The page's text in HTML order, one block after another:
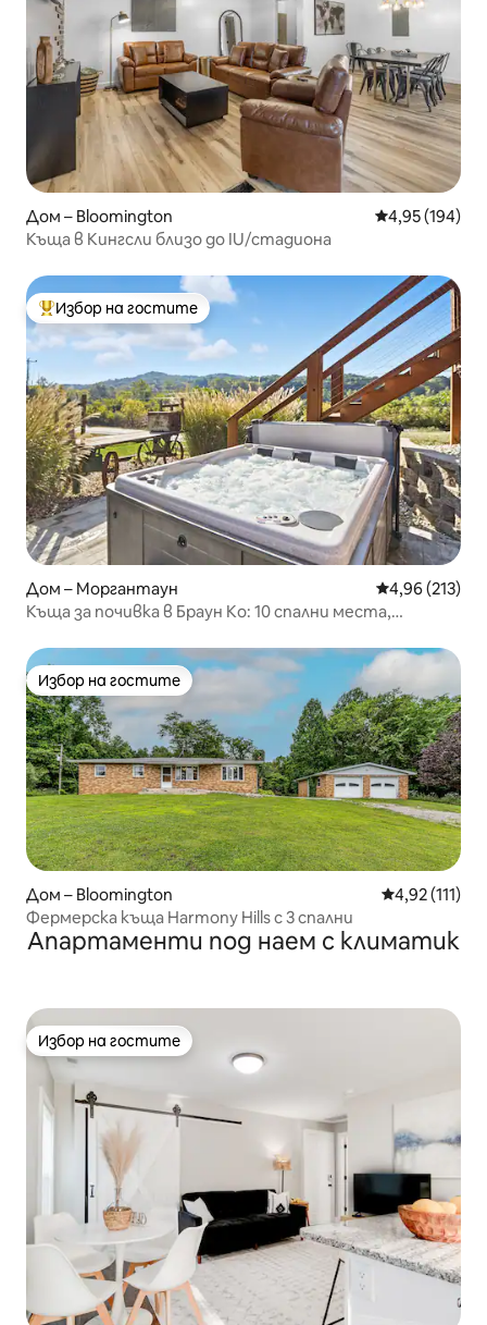
Дом – Bloomington Средна
4,95 (194)
Къща в Кингсли близо до IU/стадиона
Най-популярен избор на гостите
Избор на гостите
Дом – Моргантаун Средна
4,96 (213)
Къща за почивка в Браун Ко: 10 спални места,
Избор на гостите
Избор на гостите
Дом – Bloomington Средна
4,92 (111)
Фермерска къща Harmony Hills с 3 спални
Апартаменти под наем с климатик
Избор на гостите
Избор на гостите